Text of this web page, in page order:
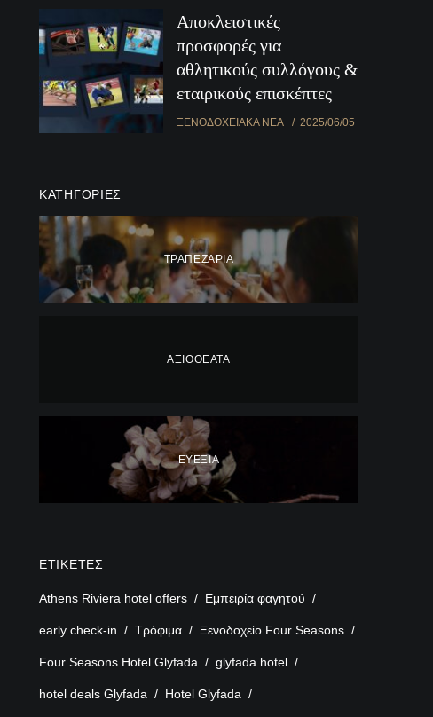
Αποκλειστικές
προσφορές για
αθλητικούς συλλόγους &
εταιρικούς επισκέπτες
ΞΕΝΟΔΟΧΕΙΑΚΆ ΝΈΑ 2025/06/05
ΚΑΤΗΓΟΡΊΕΣ
ΤΡΑΠΕΖΑΡΊΑ
ΑΞΙΟΘΈΑΤΑ
ΕΥΕΞΊΑ
ΕΤΙΚΈΤΕΣ
Athens Riviera hotel offers Εμπειρία φαγητού
early check-in Τρόφιμα Ξενοδοχείο Four Seasons
Four Seasons Hotel Glyfada glyfada hotel
hotel deals Glyfada Hotel Glyfada